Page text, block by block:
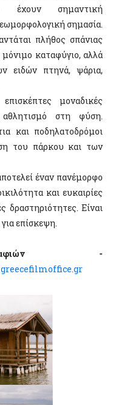
έχουν σημαντική
σημασία.
πλήθος σπάνιας
καταφύγιο, αλλά
ειδών πτηνά, ψάρια,
μοναδικές
στη φύση.
και ποδηλατοδρόμοι
του πάρκου και των
έναν πανέμορφο
και ευκαιρίες
δραστηριότητες. Είναι
επίσκεψη.
-